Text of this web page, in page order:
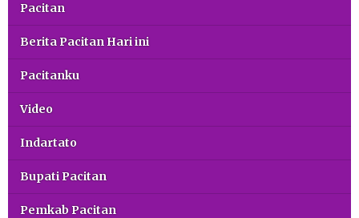
Pacitan
Berita Pacitan Hari ini
Pacitanku
Video
Indartato
Bupati Pacitan
Pemkab Pacitan